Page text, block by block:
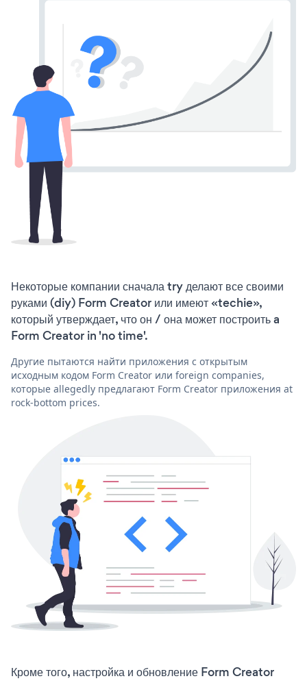
Некоторые компании сначала try делают все своими
руками (diy) Form Creator или имеют «techie»,
который утверждает, что он / она может построить a
Form Creator in 'no time'.
Другие пытаются найти приложения с открытым
исходным кодом Form Creator или foreign companies,
которые allegedly предлагают Form Creator приложения at
rock-bottom prices.
Кроме того, настройка и обновление Form Creator